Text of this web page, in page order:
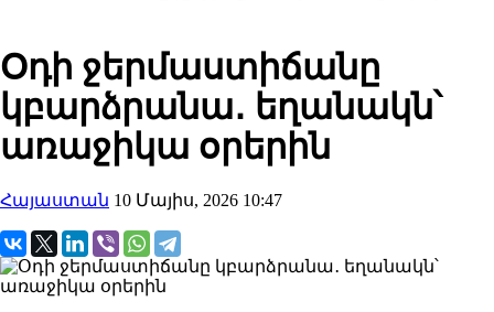
Օդի ջերմաստիճանը
կբարձրանա․ եղանակն՝
առաջիկա օրերին
Հայաստան 10 Մայիս, 2026 10:47